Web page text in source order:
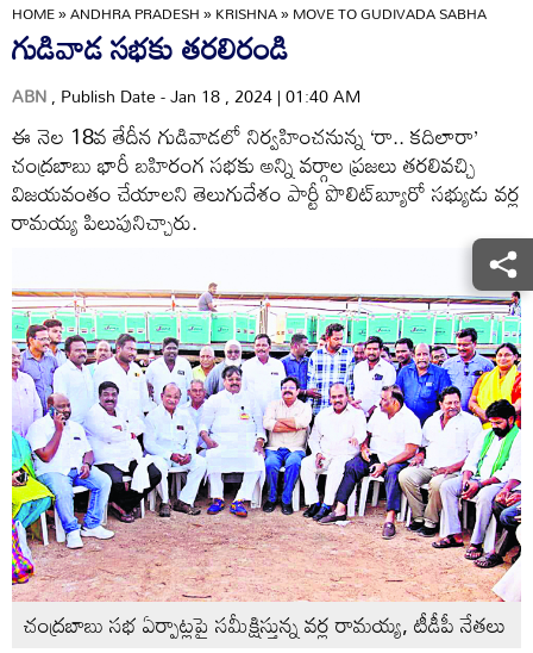
HOME»ANDHRA PRADESH»KRISHNA»MOVE TO GUDIVADA SABHA
గుడివాడ సభకు తరలిరండి
ABN, Publish Date - Jan 18 , 2024 | 01:40 AM
ఈ నెల 18వ తేదీన గుడివాడలో నిర్వహించనున్న ‘రా.. కదిలారా’
చంద్రబాబు భారీ బహిరంగ సభకు అన్ని వర్గాల ప్రజలు తరలివచ్చి
విజయవంతం చేయాలని తెలుగుదేశం పార్టీ పొలిట్‌బ్యూరో సభ్యుడు వర్ల
రామయ్య పిలుపునిచ్చారు.
చంద్రబాబు సభ ఏర్పాట్లపై సమీక్షిస్తున్న వర్ల రామయ్య, టీడీపీ నేతలు